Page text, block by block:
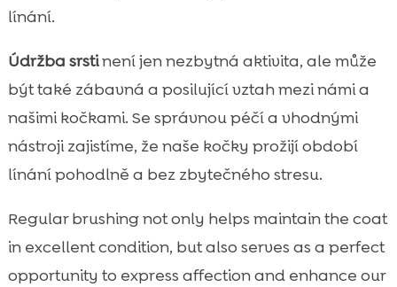
línání.
Údržba srstinení jen nezbytná aktivita, ale může
být také zábavná a posilující vztah mezi námi a
našimi kočkami. Se správnou péčí a vhodnými
nástroji zajistíme, že naše kočky prožijí období
línání pohodlně a bez zbytečného stresu.
Regular brushing not only helps maintain the coat
in excellent condition, but also serves as a perfect
opportunity to express affection and enhance our